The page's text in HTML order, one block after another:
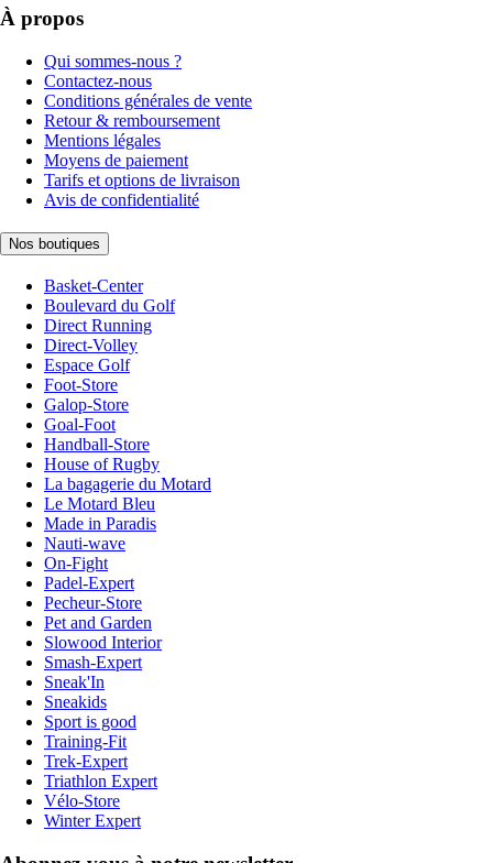
À propos
Qui sommes-nous ?
Contactez-nous
Conditions générales de vente
Retour & remboursement
Mentions légales
Moyens de paiement
Tarifs et options de livraison
Avis de confidentialité
Nos boutiques
Basket-Center
Boulevard du Golf
Direct Running
Direct-Volley
Espace Golf
Foot-Store
Galop-Store
Goal-Foot
Handball-Store
House of Rugby
La bagagerie du Motard
Le Motard Bleu
Made in Paradis
Nauti-wave
On-Fight
Padel-Expert
Pecheur-Store
Pet and Garden
Slowood Interior
Smash-Expert
Sneak'In
Sneakids
Sport is good
Training-Fit
Trek-Expert
Triathlon Expert
Vélo-Store
Winter Expert